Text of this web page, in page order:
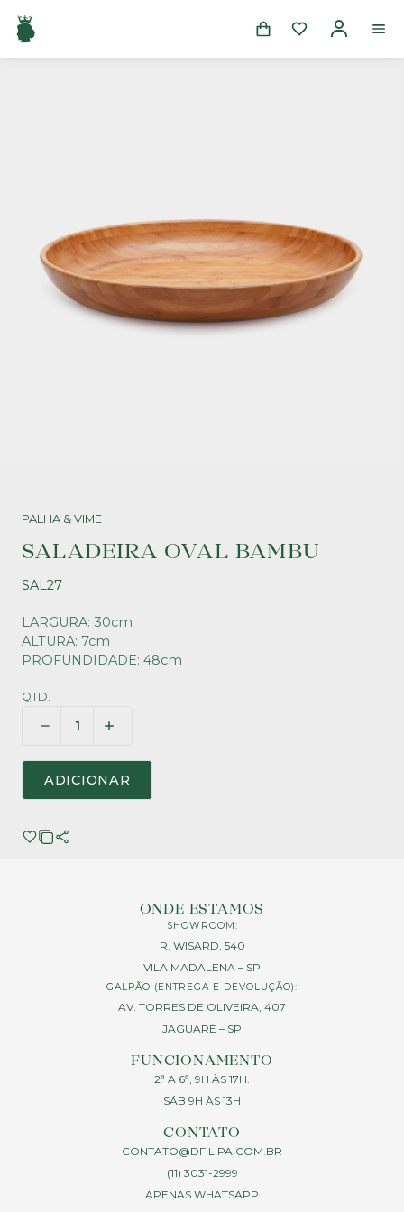
PALHA & VIME
SALADEIRA OVAL BAMBU
SAL27
LARGURA: 30cm
ALTURA: 7cm
PROFUNDIDADE: 48cm
QTD.
ADICIONAR
ONDE ESTAMOS
SHOWROOM:
R. WISARD, 540
VILA MADALENA – SP
GALPÃO (ENTREGA E DEVOLUÇÃO):
AV. TORRES DE OLIVEIRA, 407
JAGUARÉ – SP
FUNCIONAMENTO
2ª A 6ª, 9H ÀS 17H.
SÁB 9H ÀS 13H
CONTATO
CONTATO@DFILIPA.COM.BR
(11) 3031-2999
APENAS WHATSAPP